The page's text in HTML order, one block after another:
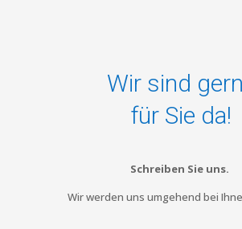
Wir sind
für Sie da!
Schreiben Sie uns.
Wir werden uns umgehend bei